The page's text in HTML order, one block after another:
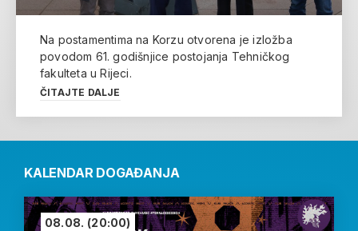
Na postamentima na Korzu otvorena je izložba
povodom 61. godišnjice postojanja Tehničkog
fakulteta u Rijeci.
ČITAJTE DALJE
KALENDAR DOGAĐANJA
08.08. (20:00)